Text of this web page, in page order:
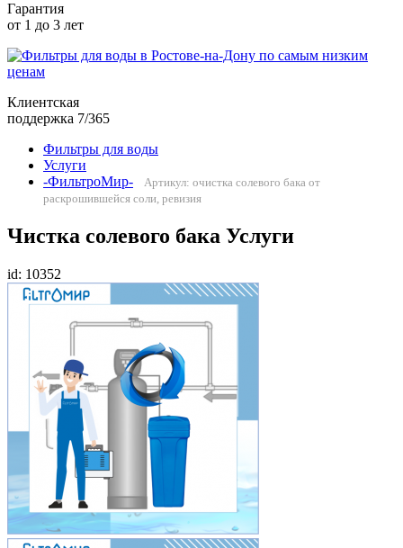
Гарантия
от 1 до 3 лет
Клиентская
поддержка 7/365
Фильтры для воды
Услуги
-ФильтроМир-
Артикул: очистка солевого бака от
раскрошившейся соли, ревизия
Чистка солевого бака Услуги
id: 10352